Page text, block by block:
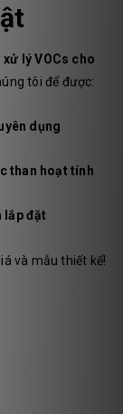
lý VOCs cho
tôi để được:
dụng
than hoạt tính
lắp đặt
và mẫu thiết kế!